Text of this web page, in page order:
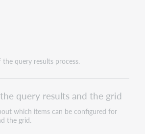
query results process.
query results and the grid
which items can be configured for
the grid.